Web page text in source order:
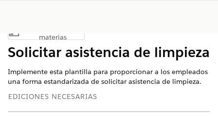
Mostrar índice de materias
materias
Solicitar asistencia de limpieza
Implemente esta plantilla para proporcionar a los empleados
una forma estandarizada de solicitar asistencia de limpieza.
EDICIONES NECESARIAS